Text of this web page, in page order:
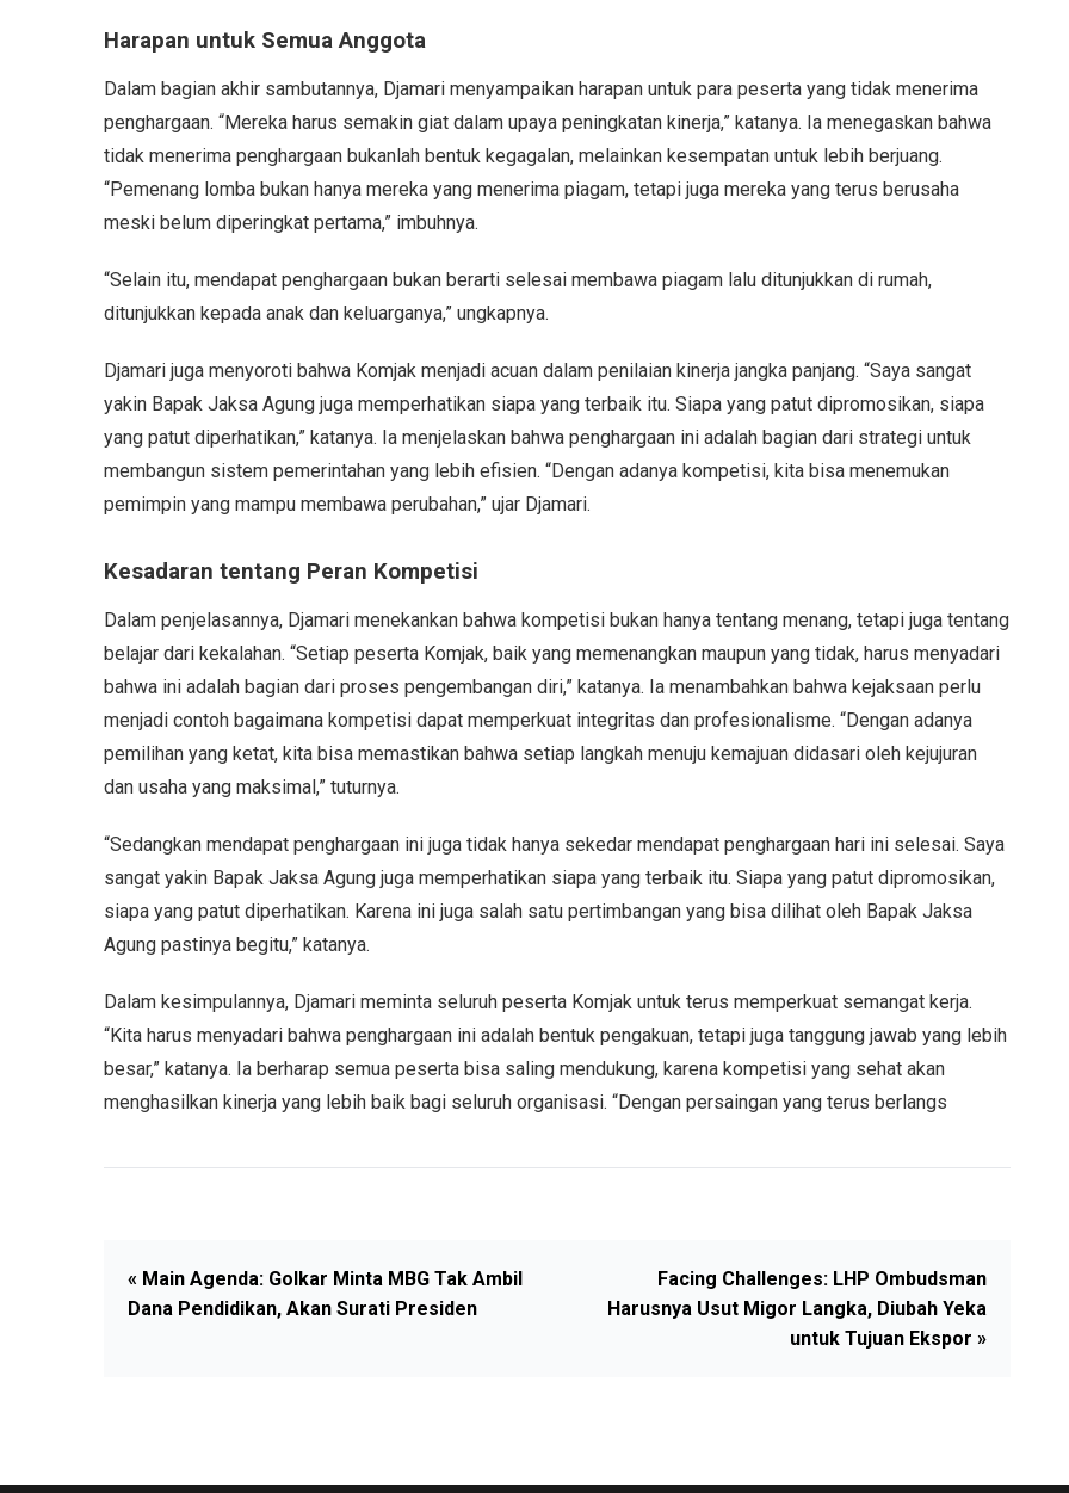
Harapan untuk Semua Anggota
Dalam bagian akhir sambutannya, Djamari menyampaikan harapan untuk para peserta yang tidak menerima
penghargaan. “Mereka harus semakin giat dalam upaya peningkatan kinerja,” katanya. Ia menegaskan bahwa
tidak menerima penghargaan bukanlah bentuk kegagalan, melainkan kesempatan untuk lebih berjuang.
“Pemenang lomba bukan hanya mereka yang menerima piagam, tetapi juga mereka yang terus berusaha
meski belum diperingkat pertama,” imbuhnya.
“Selain itu, mendapat penghargaan bukan berarti selesai membawa piagam lalu ditunjukkan di rumah,
ditunjukkan kepada anak dan keluarganya,” ungkapnya.
Djamari juga menyoroti bahwa Komjak menjadi acuan dalam penilaian kinerja jangka panjang. “Saya sangat
yakin Bapak Jaksa Agung juga memperhatikan siapa yang terbaik itu. Siapa yang patut dipromosikan, siapa
yang patut diperhatikan,” katanya. Ia menjelaskan bahwa penghargaan ini adalah bagian dari strategi untuk
membangun sistem pemerintahan yang lebih efisien. “Dengan adanya kompetisi, kita bisa menemukan
pemimpin yang mampu membawa perubahan,” ujar Djamari.
Kesadaran tentang Peran Kompetisi
Dalam penjelasannya, Djamari menekankan bahwa kompetisi bukan hanya tentang menang, tetapi juga tentang
belajar dari kekalahan. “Setiap peserta Komjak, baik yang memenangkan maupun yang tidak, harus menyadari
bahwa ini adalah bagian dari proses pengembangan diri,” katanya. Ia menambahkan bahwa kejaksaan perlu
menjadi contoh bagaimana kompetisi dapat memperkuat integritas dan profesionalisme. “Dengan adanya
pemilihan yang ketat, kita bisa memastikan bahwa setiap langkah menuju kemajuan didasari oleh kejujuran
dan usaha yang maksimal,” tuturnya.
“Sedangkan mendapat penghargaan ini juga tidak hanya sekedar mendapat penghargaan hari ini selesai. Saya
sangat yakin Bapak Jaksa Agung juga memperhatikan siapa yang terbaik itu. Siapa yang patut dipromosikan,
siapa yang patut diperhatikan. Karena ini juga salah satu pertimbangan yang bisa dilihat oleh Bapak Jaksa
Agung pastinya begitu,” katanya.
Dalam kesimpulannya, Djamari meminta seluruh peserta Komjak untuk terus memperkuat semangat kerja.
“Kita harus menyadari bahwa penghargaan ini adalah bentuk pengakuan, tetapi juga tanggung jawab yang lebih
besar,” katanya. Ia berharap semua peserta bisa saling mendukung, karena kompetisi yang sehat akan
menghasilkan kinerja yang lebih baik bagi seluruh organisasi. “Dengan persaingan yang terus berlangs
« Main Agenda: Golkar Minta MBG Tak Ambil
Dana Pendidikan, Akan Surati Presiden
Facing Challenges: LHP Ombudsman
Harusnya Usut Migor Langka, Diubah Yeka
untuk Tujuan Ekspor »